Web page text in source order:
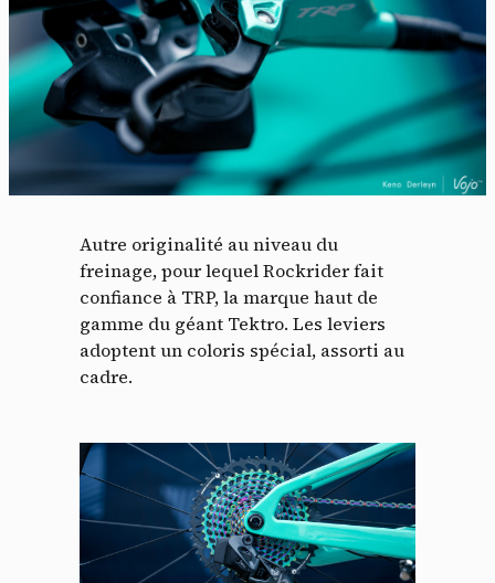
Autre originalité au niveau du
freinage, pour lequel Rockrider fait
confiance à TRP, la marque haut de
gamme du géant Tektro. Les leviers
adoptent un coloris spécial, assorti au
cadre.